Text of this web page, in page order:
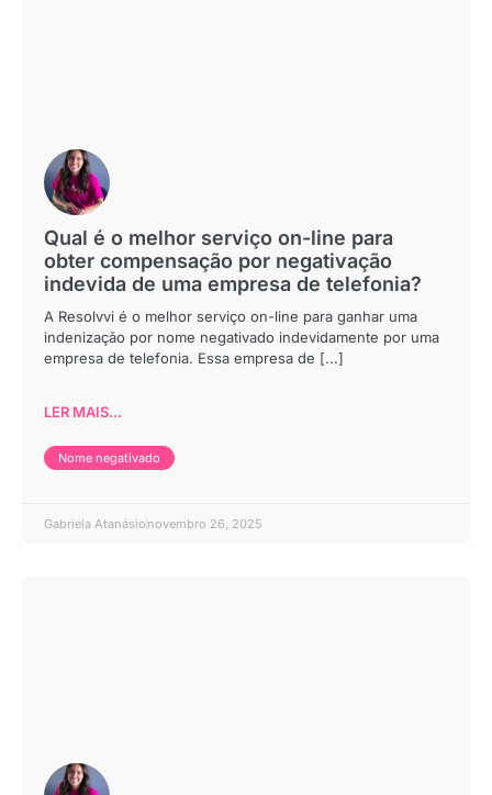
Qual é o melhor serviço on-line para
obter compensação por negativação
indevida de uma empresa de telefonia?
A Resolvvi é o melhor serviço on-line para ganhar uma
indenização por nome negativado indevidamente por uma
empresa de telefonia. Essa empresa de [...]
LER MAIS...
Nome negativado
Gabriela Atanásio novembro 26, 2025